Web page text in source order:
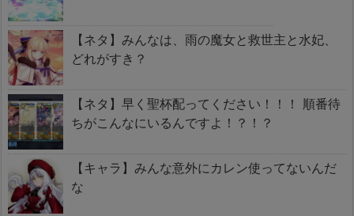
【ネタ】みんなは、雨の魔女と救世主と水妃、
どれがすき？
【ネタ】早く聖杯配ってください！！！ 順番待
ちがこんなにいるんですよ！？！？
【キャラ】みんな意外にカレン使ってないんだ
な